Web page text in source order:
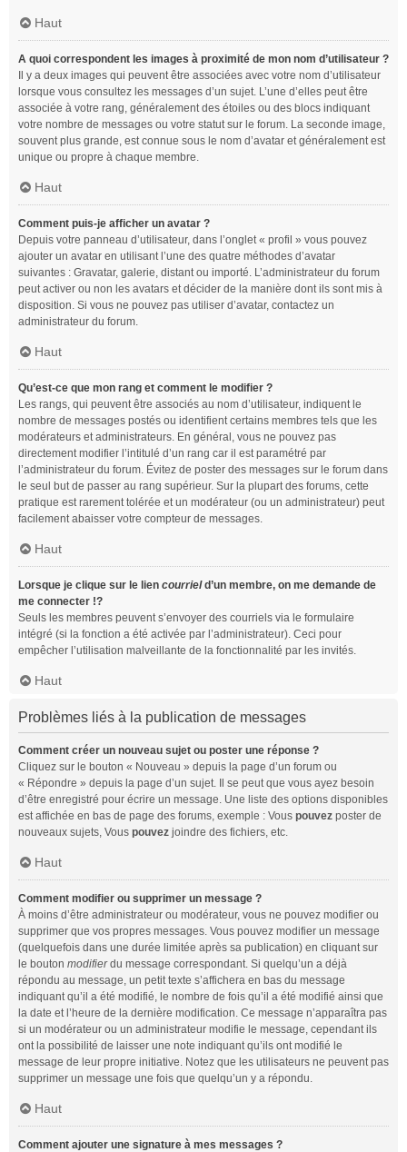
Haut
A quoi correspondent les images à proximité de mon nom d’utilisateur ?
Il y a deux images qui peuvent être associées avec votre nom d’utilisateur
lorsque vous consultez les messages d’un sujet. L’une d’elles peut être
associée à votre rang, généralement des étoiles ou des blocs indiquant
votre nombre de messages ou votre statut sur le forum. La seconde image,
souvent plus grande, est connue sous le nom d’avatar et généralement est
unique ou propre à chaque membre.
Haut
Comment puis-je afficher un avatar ?
Depuis votre panneau d’utilisateur, dans l’onglet « profil » vous pouvez
ajouter un avatar en utilisant l’une des quatre méthodes d’avatar
suivantes : Gravatar, galerie, distant ou importé. L’administrateur du forum
peut activer ou non les avatars et décider de la manière dont ils sont mis à
disposition. Si vous ne pouvez pas utiliser d’avatar, contactez un
administrateur du forum.
Haut
Qu’est-ce que mon rang et comment le modifier ?
Les rangs, qui peuvent être associés au nom d’utilisateur, indiquent le
nombre de messages postés ou identifient certains membres tels que les
modérateurs et administrateurs. En général, vous ne pouvez pas
directement modifier l’intitulé d’un rang car il est paramétré par
l’administrateur du forum. Évitez de poster des messages sur le forum dans
le seul but de passer au rang supérieur. Sur la plupart des forums, cette
pratique est rarement tolérée et un modérateur (ou un administrateur) peut
facilement abaisser votre compteur de messages.
Haut
Lorsque je clique sur le lien courrield’un membre, on me demande de
me connecter !?
Seuls les membres peuvent s’envoyer des courriels via le formulaire
intégré (si la fonction a été activée par l’administrateur). Ceci pour
empêcher l’utilisation malveillante de la fonctionnalité par les invités.
Haut
Problèmes liés à la publication de messages
Comment créer un nouveau sujet ou poster une réponse ?
Cliquez sur le bouton « Nouveau » depuis la page d’un forum ou
« Répondre » depuis la page d’un sujet. Il se peut que vous ayez besoin
d’être enregistré pour écrire un message. Une liste des options disponibles
est affichée en bas de page des forums, exemple : Vous pouvez poster de
nouveaux sujets, Vous pouvez joindre des fichiers, etc.
Haut
Comment modifier ou supprimer un message ?
À moins d’être administrateur ou modérateur, vous ne pouvez modifier ou
supprimer que vos propres messages. Vous pouvez modifier un message
(quelquefois dans une durée limitée après sa publication) en cliquant sur
le bouton modifierdu message correspondant. Si quelqu’un a déjà
répondu au message, un petit texte s’affichera en bas du message
indiquant qu’il a été modifié, le nombre de fois qu’il a été modifié ainsi que
la date et l’heure de la dernière modification. Ce message n’apparaîtra pas
si un modérateur ou un administrateur modifie le message, cependant ils
ont la possibilité de laisser une note indiquant qu’ils ont modifié le
message de leur propre initiative. Notez que les utilisateurs ne peuvent pas
supprimer un message une fois que quelqu’un y a répondu.
Haut
Comment ajouter une signature à mes messages ?